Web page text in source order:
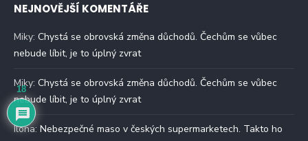
NEJNOVĚJŠÍ KOMENTÁŘE
Miky: Chystá se obrovská změna důchodů. Čechům se vůbec
nebude líbit, je to úplný zvrat
Miky: Chystá se obrovská změna důchodů. Čechům se vůbec
nebude líbit, je to úplný zvrat
Ilona: Nebezpečné maso v českých supermarketech. Takto ho
18